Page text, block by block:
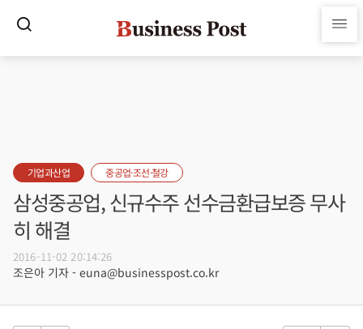
기업과산업 중공업·조선·철강
삼성중공업, 신규수주 선수금환급보증 무사
히 해결
2016-11-02 20:14:26
조은아 기자 - euna@businesspost.co.kr